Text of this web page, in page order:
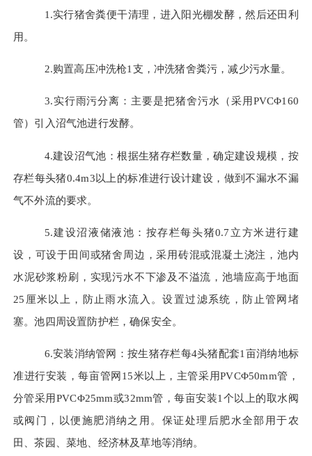
1.实行猪舍粪便干清理，进入阳光棚发酵，然后还田利
用。
2.购置高压冲洗枪1支，冲洗猪舍粪污，减少污水量。
3.实行雨污分离：主要是把猪舍污水 （采用PVCΦ160
管） 引入沼气池进行发酵。
4.建设沼气池：根据生猪存栏数量，确定建设规模，按
存栏每头猪0.4m3以上的标准进行设计建设，做到不漏水不漏
气不外流的要求。
5.建设沼液储液池：按存栏每头猪0.7立方米进行建
设，可设于田间或猪舍周边，采用砖混或混凝土浇注，池内
水泥砂浆粉刷，实现污水不下渗及不溢流，池墙应高于地面
25厘米以上，防止雨水流入。设置过滤系统，防止管网堵
塞。池四周设置防护栏，确保安全。
6.安装消纳管网：按生猪存栏每4头猪配套1亩消纳地标
准进行安装，每亩管网15米以上，主管采用PVCΦ50mm管，
分管采用PVCΦ25mm或32mm管，每亩安装1个以上的取水阀
或阀门，以便施肥消纳之用。保证处理后肥水全部用于农
田、茶园、菜地、经济林及草地等消纳。